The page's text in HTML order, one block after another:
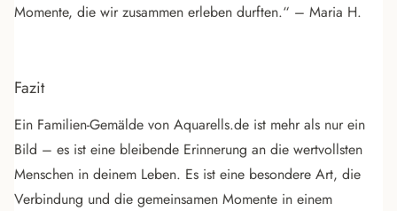
Momente, die wir zusammen erleben durften.“ – Maria H.
Fazit
Ein Familien-Gemälde von Aquarells.de ist mehr als nur ein
Bild – es ist eine bleibende Erinnerung an die wertvollsten
Menschen in deinem Leben. Es ist eine besondere Art, die
Verbindung und die gemeinsamen Momente in einem